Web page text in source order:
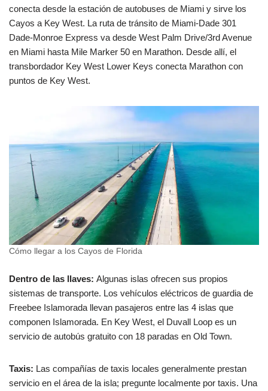
conecta desde la estación de autobuses de Miami y sirve los
Cayos a Key West. La ruta de tránsito de Miami-Dade 301
Dade-Monroe Express va desde West Palm Drive/3rd Avenue
en Miami hasta Mile Marker 50 en Marathon. Desde allí, el
transbordador Key West Lower Keys conecta Marathon con
puntos de Key West.
Cómo llegar a los Cayos de Florida
Dentro de las llaves: Algunas islas ofrecen sus propios
sistemas de transporte. Los vehículos eléctricos de guardia de
Freebee Islamorada llevan pasajeros entre las 4 islas que
componen Islamorada. En Key West, el Duvall Loop es un
servicio de autobús gratuito con 18 paradas en Old Town.
Taxis: Las compañías de taxis locales generalmente prestan
servicio en el área de la isla; pregunte localmente por taxis. Una